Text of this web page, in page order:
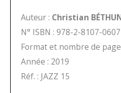
Auteur : Christian
N° ISBN : 978-2-8107-
Format et nombre de
Année : 2019
Réf. : JAZZ 15